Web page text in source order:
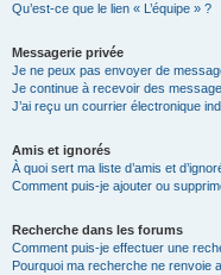
Qu’est-ce que le lien « L’équipe » ?
Messagerie privée
Je ne peux pas envoyer de
Je continue à recevoir des
J’ai reçu un courrier électronique
Amis et ignorés
À quoi sert ma liste d’amis et
Comment puis-je ajouter ou
Recherche dans les forums
Comment puis-je effectuer une
Pourquoi ma recherche ne renvoie